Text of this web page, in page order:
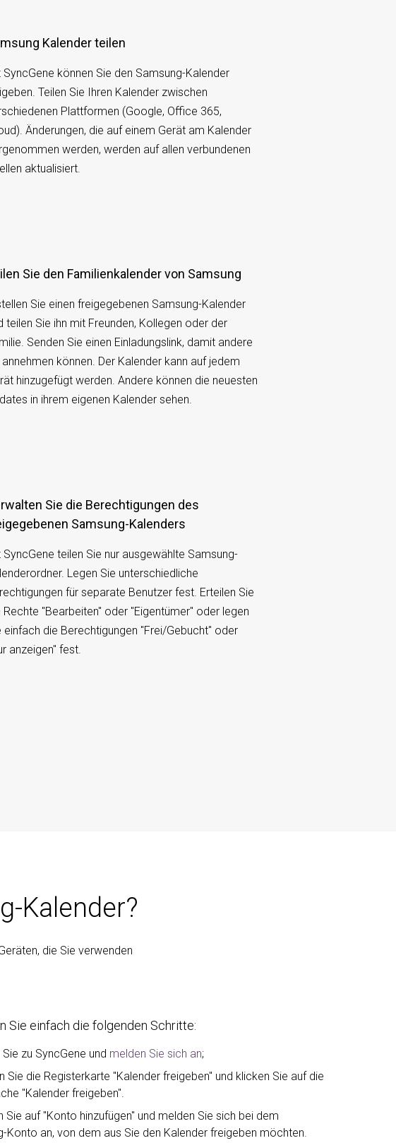
Kalender teilen
SyncGene können Sie den Samsung-Kalender
Teilen Sie Ihren Kalender zwischen
Plattformen (Google, Office 365,
Änderungen, die auf einem Gerät am Kalender
werden, werden auf allen verbundenen
aktualisiert.
Sie den Familienkalender von Samsung
Sie einen freigegebenen Samsung-Kalender
teilen Sie ihn mit Freunden, Kollegen oder der
Senden Sie einen Einladungslink, damit andere
annehmen können. Der Kalender kann auf jedem
hinzugefügt werden. Andere können die neuesten
in ihrem eigenen Kalender sehen.
Sie die Berechtigungen des
Samsung-Kalenders
SyncGene teilen Sie nur ausgewählte Samsung-
Legen Sie unterschiedliche
für separate Benutzer fest. Erteilen Sie
Rechte "Bearbeiten" oder "Eigentümer" oder legen
einfach die Berechtigungen "Frei/Gebucht" oder
anzeigen" fest.
Kalender?
die Sie verwenden
Sie einfach die folgenden Schritte:
Sie zu SyncGene und melden Sie sich an;
Sie die Registerkarte "Kalender freigeben" und klicken Sie auf die
"Kalender freigeben".
Sie auf "Konto hinzufügen" und melden Sie sich bei dem
Konto an, von dem aus Sie den Kalender freigeben möchten.